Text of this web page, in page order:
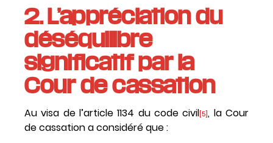
2. L’appréciation du
déséquilibre
significatif par la
Cour de cassation
Au visa de l’article 1134 du code civil[5], la Cour
de cassation a considéré que :